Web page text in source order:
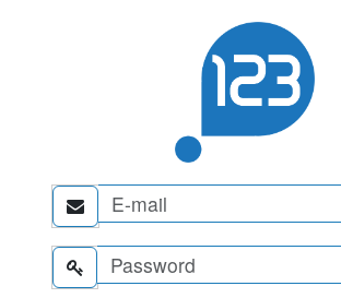

